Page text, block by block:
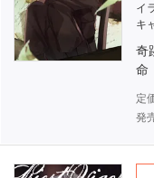
イ
キ
奇
命
定
発